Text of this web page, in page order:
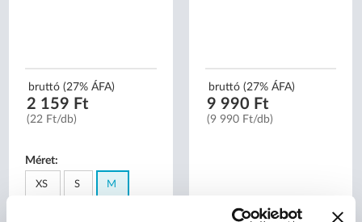
bruttó (27% ÁFA)
2 159 Ft
(22 Ft/db)
Méret:
XS S M
bruttó (27% ÁFA)
9 990 Ft
(9 990 Ft/db)